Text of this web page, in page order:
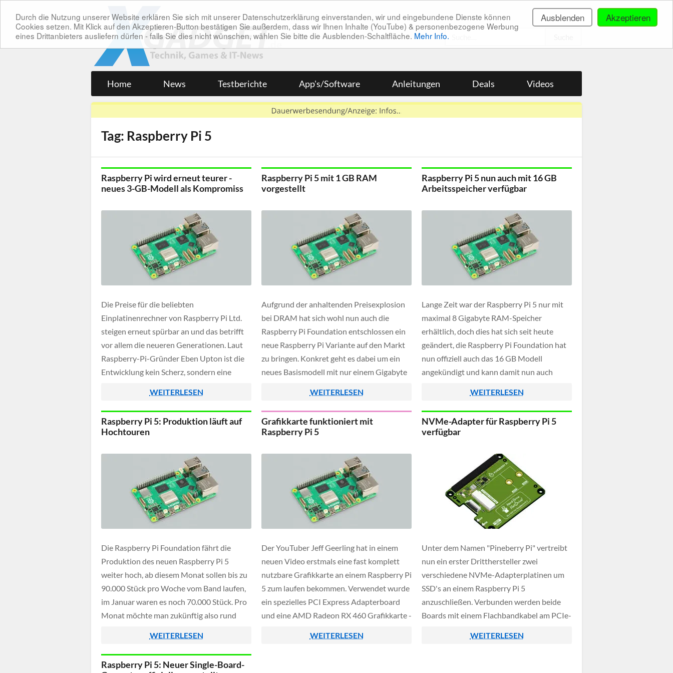
Akzeptieren
Ausblenden
Durch die Nutzung unserer Website erklären Sie sich mit unserer Datenschutzerklärung einverstanden, wir und eingebundene Dienste können
Cookies setzen. Mit Klick auf den Akzeptieren-Button bestätigen Sie außerdem, dass wir Ihnen Inhalte (YouTube) & personenbezogene Werbung
eines Drittanbieters ausliefern dürfen - falls Sie dies nicht wünschen, wählen Sie bitte die Ausblenden-Schaltfläche. Mehr Info.
Home News Testberichte App's/Software Anleitungen Deals Videos
Tag: Raspberry Pi 5
Raspberry Pi wird erneut teurer -
neues 3-GB-Modell als Kompromiss
Die Preise für die beliebten
Einplatinenrechner von Raspberry Pi Ltd.
steigen erneut spürbar an und das betrifft
vor allem die neueren Generationen. Laut
Raspberry-Pi-Gründer Eben Upton ist die
Entwicklung kein Scherz, sondern eine
Arbeitsspeicher. Besonders LPDDR4 hat
sich innerhalb eines Jahres drastisch
verteuert, was die Produktion erheblich
WEITERLESEN
Raspberry Pi 5 mit 1 GB RAM
vorgestellt
Aufgrund der anhaltenden Preisexplosion
bei DRAM hat sich wohl nun auch die
Raspberry Pi Foundation entschlossen ein
neue Raspberry Pi Variante auf den Markt
zu bringen. Konkret geht es dabei um ein
neues Basismodell mit nur einem Gigabyte
ausfällt als die bisherige 2 GB Variante.
WEITERLESEN
Raspberry Pi 5 nun auch mit 16 GB
Arbeitsspeicher verfügbar
Lange Zeit war der Raspberry Pi 5 nur mit
maximal 8 Gigabyte RAM-Speicher
erhältlich, doch dies hat sich seit heute
geändert, die Raspberry Pi Foundation hat
nun offiziell auch das 16 GB Modell
angekündigt und kann damit nun auch
abdecken. Preislich ist der Spass allerdings
nicht mehr wirklich günstig, da der
Listenpreis bereits […]
WEITERLESEN
Raspberry Pi 5: Produktion läuft auf
Hochtouren
Die Raspberry Pi Foundation fährt die
Produktion des neuen Raspberry Pi 5
weiter hoch, ab diesem Monat sollen bis zu
90.000 Stück pro Woche vom Band laufen,
im Januar waren es noch 70.000 Stück. Pro
Monat möchte man zukünftig also rund
herstellen um die Nachfrage bedienen zu
können.
WEITERLESEN
Grafikkarte funktioniert mit
Raspberry Pi 5
Der YouTuber Jeff Geerling hat in einem
neuen Video erstmals eine fast komplett
nutzbare Grafikkarte an einem Raspberry Pi
5 zum laufen bekommen. Verwendet wurde
ein spezielles PCI Express Adapterboard
und eine AMD Radeon RX 460 Grafikkarte -
verbauten PCIe 2.0 Interface des
WEITERLESEN
NVMe-Adapter für Raspberry Pi 5
verfügbar
Unter dem Namen "Pineberry Pi" vertreibt
nun ein erster Dritthersteller zwei
verschiedene NVMe-Adapterplatinen um
SSD's an einem Raspberry Pi 5
anzuschließen. Verbunden werden beide
Boards mit einem Flachbandkabel am PCIe-
entsprechender Konfiguration kann dieser
WEITERLESEN
Raspberry Pi 5: Neuer Single-Board-